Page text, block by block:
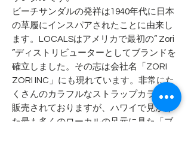
ビーチサンダルの発祥は1940年代に日本
の草履にインスパアされたことに由来し
ます。LOCALSはアメリカで最初の” Zori
”ディストリビューターとしてブランドを
確立しました。その志は会社名「ZORI
ZORI INC」にも現れています。非常にた
くさんのカラフルなストラップカラーが
販売されておりますが、ハワイで見かけ
た最も多くのローカルの足元に見た「ブ